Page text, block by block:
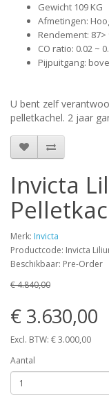
Gewicht 109 KG
Afmetingen:
Rendement: 87>
CO ratio: 0.02 ~
Pijpuitgang:
U bent zelf
pelletkachel. 2 jaar
Invicta
Merk: Invicta
Productcode: Invicta
Beschikbaar: Pre-Order
€ 4.840,00
€ 3.630,00
Excl. BTW: € 3.000,00
Aantal